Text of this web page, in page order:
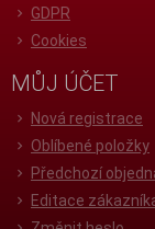
GDPR
Cookies
MŮJ ÚČET
Nová registrace
Oblíbené položky
Předchozí
Editace